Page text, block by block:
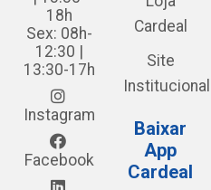
18h
Sex: 08h-
12:30 |
13:30-17h
Instagram
Facebook
Cardeal
Site
Institucional
Baixar
App
Cardeal